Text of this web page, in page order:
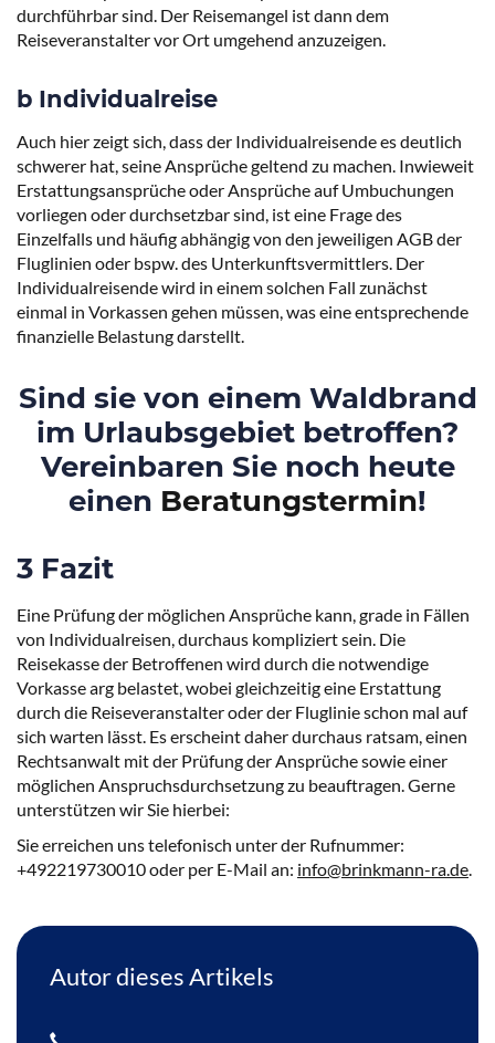
Um Ihnen ein optimales Erlebnis zu bieten, verwenden wir Technologien wie
Cookies, um Geräteinformationen zu speichern und/oder darauf zuzugreifen.
Ihre Einwilligung nicht erteilen oder zurückziehen, können bestimmte
Akzeptieren
Ablehnen
Einstellungen ansehen
Cookie-RichtlinieDatenschutzerklärungImpressum
durchführbar sind. Der Reisemangel ist dann dem
Reiseveranstalter vor Ort umgehend anzuzeigen.
b Individualreise
Auch hier zeigt sich, dass der Individualreisende es deutlich
schwerer hat, seine Ansprüche geltend zu machen. Inwieweit
Erstattungsansprüche oder Ansprüche auf Umbuchungen
vorliegen oder durchsetzbar sind, ist eine Frage des
Einzelfalls und häufig abhängig von den jeweiligen AGB der
Fluglinien oder bspw. des Unterkunftsvermittlers. Der
Individualreisende wird in einem solchen Fall zunächst
einmal in Vorkassen gehen müssen, was eine entsprechende
finanzielle Belastung darstellt.
Sind sie von einem Waldbrand
im Urlaubsgebiet betroffen?
Vereinbaren Sie noch heute
einen Beratungstermin!
3 Fazit
Eine Prüfung der möglichen Ansprüche kann, grade in Fällen
von Individualreisen, durchaus kompliziert sein. Die
Reisekasse der Betroffenen wird durch die notwendige
Vorkasse arg belastet, wobei gleichzeitig eine Erstattung
durch die Reiseveranstalter oder der Fluglinie schon mal auf
sich warten lässt. Es erscheint daher durchaus ratsam, einen
Rechtsanwalt mit der Prüfung der Ansprüche sowie einer
möglichen Anspruchsdurchsetzung zu beauftragen. Gerne
unterstützen wir Sie hierbei:
Sie erreichen uns telefonisch unter der Rufnummer:
+492219730010 oder per E-Mail an: info@brinkmann-ra.de
Autor dieses Artikels